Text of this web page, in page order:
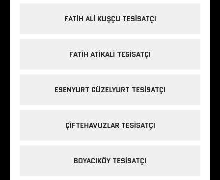
FATIH ALI KUŞÇU TESISATÇI
FATIH ATIKALI TESISATÇI
ESENYURT GÜZELYURT TESISATÇI
ÇIFTEHAVUZLAR TESISATÇI
BOYACIKÖY TESISATÇI